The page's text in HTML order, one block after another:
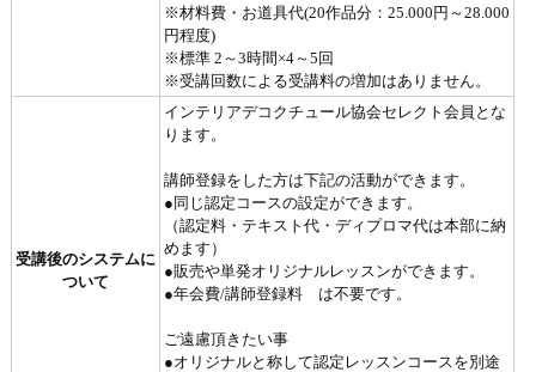
※材料費・お道具代(20作品分：25.000円～28.000
円程度)
※標準 2～3時間×4～5回
※受講回数による受講料の増加はありません。
受講後のシステムに
ついて
インテリアデコクチュール協会セレクト会員とな
ります。
講師登録をした方は下記の活動ができます。
●同じ認定コースの設定ができます。
（認定料・テキスト代・ディプロマ代は本部に納
めます）
●販売や単発オリジナルレッスンができます。
●年会費/講師登録料 は不要です。
ご遠慮頂きたい事
●オリジナルと称して認定レッスンコースを別途